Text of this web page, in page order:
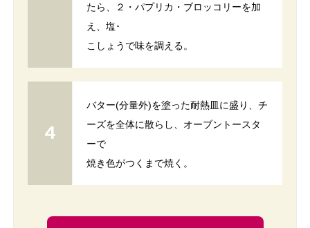
たら、２・パプリカ・ブロッコリーを加
え、塩･
こしょうで味を調える。
バター(分量外)を塗った耐熱皿に盛り、チ
ーズを全体に散らし、オーブントースタ
ーで
焼き色がつくまで焼く。